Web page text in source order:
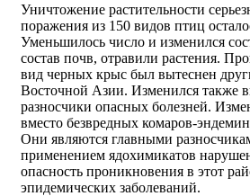
Уничтожение растительности
поражения из 150 видов птиц
Уменьшилось число и изменился
состав почв, отравили растения.
вид черных крыс был вытеснен
Восточной Азии. Изменился также
разносчики опасных болезней.
вместо безвредных комаров-
Они являются главными
применением ядохимикатов
опасность проникновения в этот
эпидемических заболеваний.